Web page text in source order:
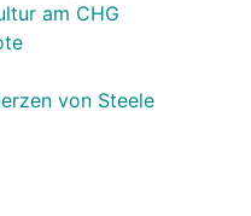
am CHG
von Steele